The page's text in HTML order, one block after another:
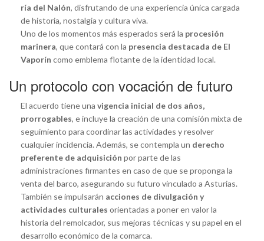
ría del Nalón, disfrutando de una experiencia única cargada
de historia, nostalgia y cultura viva.
Uno de los momentos más esperados será la procesión
marinera, que contará con la presencia destacada de El
Vaporín como emblema flotante de la identidad local.
Un protocolo con vocación de futuro
El acuerdo tiene una vigencia inicial de dos años,
prorrogables, e incluye la creación de una comisión mixta de
seguimiento para coordinar las actividades y resolver
cualquier incidencia. Además, se contempla un derecho
preferente de adquisición por parte de las
administraciones firmantes en caso de que se proponga la
venta del barco, asegurando su futuro vinculado a Asturias.
También se impulsarán acciones de divulgación y
actividades culturales orientadas a poner en valor la
historia del remolcador, sus mejoras técnicas y su papel en el
desarrollo económico de la comarca.